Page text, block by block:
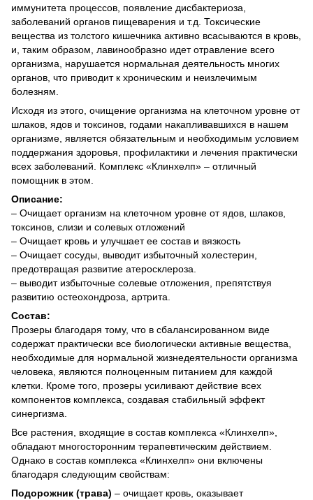
иммунитета процессов, появление дисбактериоза,
заболеваний органов пищеварения и т.д. Токсические
вещества из толстого кишечника активно всасываются в кровь,
и, таким образом, лавинообразно идет отравление всего
организма, нарушается нормальная деятельность многих
органов, что приводит к хроническим и неизлечимым
болезням.
Исходя из этого, очищение организма на клеточном уровне от
шлаков, ядов и токсинов, годами накапливавшихся в нашем
организме, является обязательным и необходимым условием
поддержания здоровья, профилактики и лечения практически
всех заболеваний. Комплекс «Клинхелп» – отличный
помощник в этом.
Описание:
– Очищает организм на клеточном уровне от ядов, шлаков,
токсинов, слизи и солевых отложений
– Очищает кровь и улучшает ее состав и вязкость
– Очищает сосуды, выводит избыточный холестерин,
предотвращая развитие атеросклероза.
– выводит избыточные солевые отложения, препятствуя
развитию остеохондроза, артрита.
Состав:
Прозеры благодаря тому, что в сбалансированном виде
содержат практически все биологически активные вещества,
необходимые для нормальной жизнедеятельности организма
человека, являются полноценным питанием для каждой
клетки. Кроме того, прозеры усиливают действие всех
компонентов комплекса, создавая стабильный эффект
синергизма.
Все растения, входящие в состав комплекса «Клинхелп»,
обладают многосторонним терапевтическим действием.
Однако в состав комплекса «Клинхелп» они включены
благодаря следующим свойствам:
Подорожник (трава) – очищает кровь, оказывает